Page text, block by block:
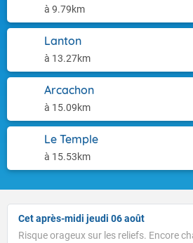
à 9.79km
Lanton
à 13.27km
Arcachon
à 15.09km
Le Temple
à 15.53km
Cet après-midi jeudi 06 août
Risque orageux sur les reliefs. Encore